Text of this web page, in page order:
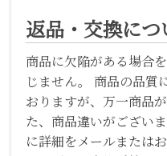
返品・交換につ
商品に欠陥がある場合
じません。 商品の品質
おりますが、万一商品
た、商品違いがござい
に詳細をメールまたは